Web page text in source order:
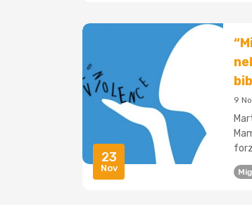
23
Nov
9